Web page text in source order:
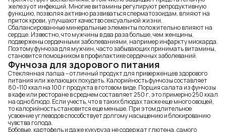
железу от инфекций. Многие витамины регулируют репродуктивную
функцию, позволяя активно развиваться сперматозоидам, влияют на
приток крови, улучшают качество сексуальной жизни.
Сбалансированные минеральные элементы положительно влияют на
сердце. Известно, что мужчины в два раза больше, чем женщины,
подвержены сердечными заболеваниями, например инфаркту миокарда.
Поэтому фунчоза для мужчин, часто забывающих принимать витамины,
становится помощником в профилактике сердечных заболеваний.
Фунчоза для здорового питания
Стеклянная лапша – отличный продукт для приверженцев здорового
питания или желающих похудеть. Калорийность фунчозы составляет
80–110 ккал на 100 г продукта в готовом виде. Порция салата из фунчозы
в кафе или ресторане в среднем составляет 250 г, это примерно 250 ккал
на одно блюдо. Если учесть, что в таких блюдах также еще много овощей,
то калорийность становится еще меньше. При этом длительное
усвоение углеводов способствует долгому насыщению и блокированию
чувства голода.
Бобовые, картофель и даже кукуруза не содержат глютена, самого